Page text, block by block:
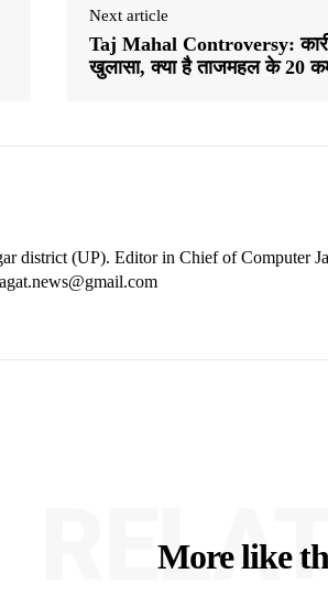
Next article
Taj Mahal Controversy:
खुलासा, क्या है ताजमहल के 20
district (UP). Editor in Chief of Computer
More like